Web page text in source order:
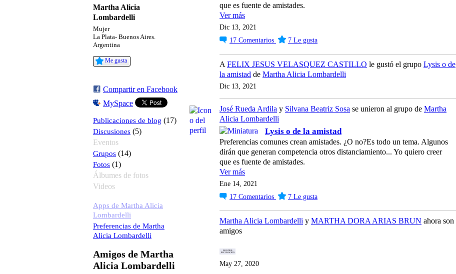
Martha Alicia
Lombardelli
Mujer
La Plata- Buenos Aires.
Argentina
Me gusta
Compartir en Facebook
MySpace
Publicaciones de blog (17)
Discusiones (5)
Eventos
Grupos (14)
Fotos (1)
Álbumes de fotos
Videos
Apps de Martha Alicia
Lombardelli
Preferencias de Martha
Alicia Lombardelli
Amigos de Martha
Alicia Lombardelli
que es fuente de amistades.
Ver más
Dic 13, 2021
17 Comentarios 7 Le gusta
A FELIX JESUS VELASQUEZ CASTILLO le gustó el grupo Lysis o de
la amistad de Martha Alicia Lombardelli
Dic 13, 2021
José Rueda Ardila y Silvana Beatriz Sosa se unieron al grupo de Martha
Alicia Lombardelli
Lysis o de la amistad
Preferencias comunes crean amistades. ¿O no?Es todo un tema. Algunos
dirán que generan competencia otros distanciamiento... Yo quiero creer
que es fuente de amistades.
Ver más
Ene 14, 2021
17 Comentarios 7 Le gusta
Martha Alicia Lombardelli y MARTHA DORA ARIAS BRUN ahora son
amigos
ESCRITOR
RECONOCIDO
May 27, 2020